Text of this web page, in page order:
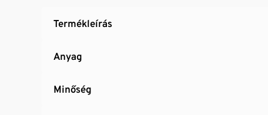
Termékleírás
Anyag
Minőség